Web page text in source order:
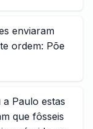
enviaram
ordem: Põe
Paulo estas
que fôsseis